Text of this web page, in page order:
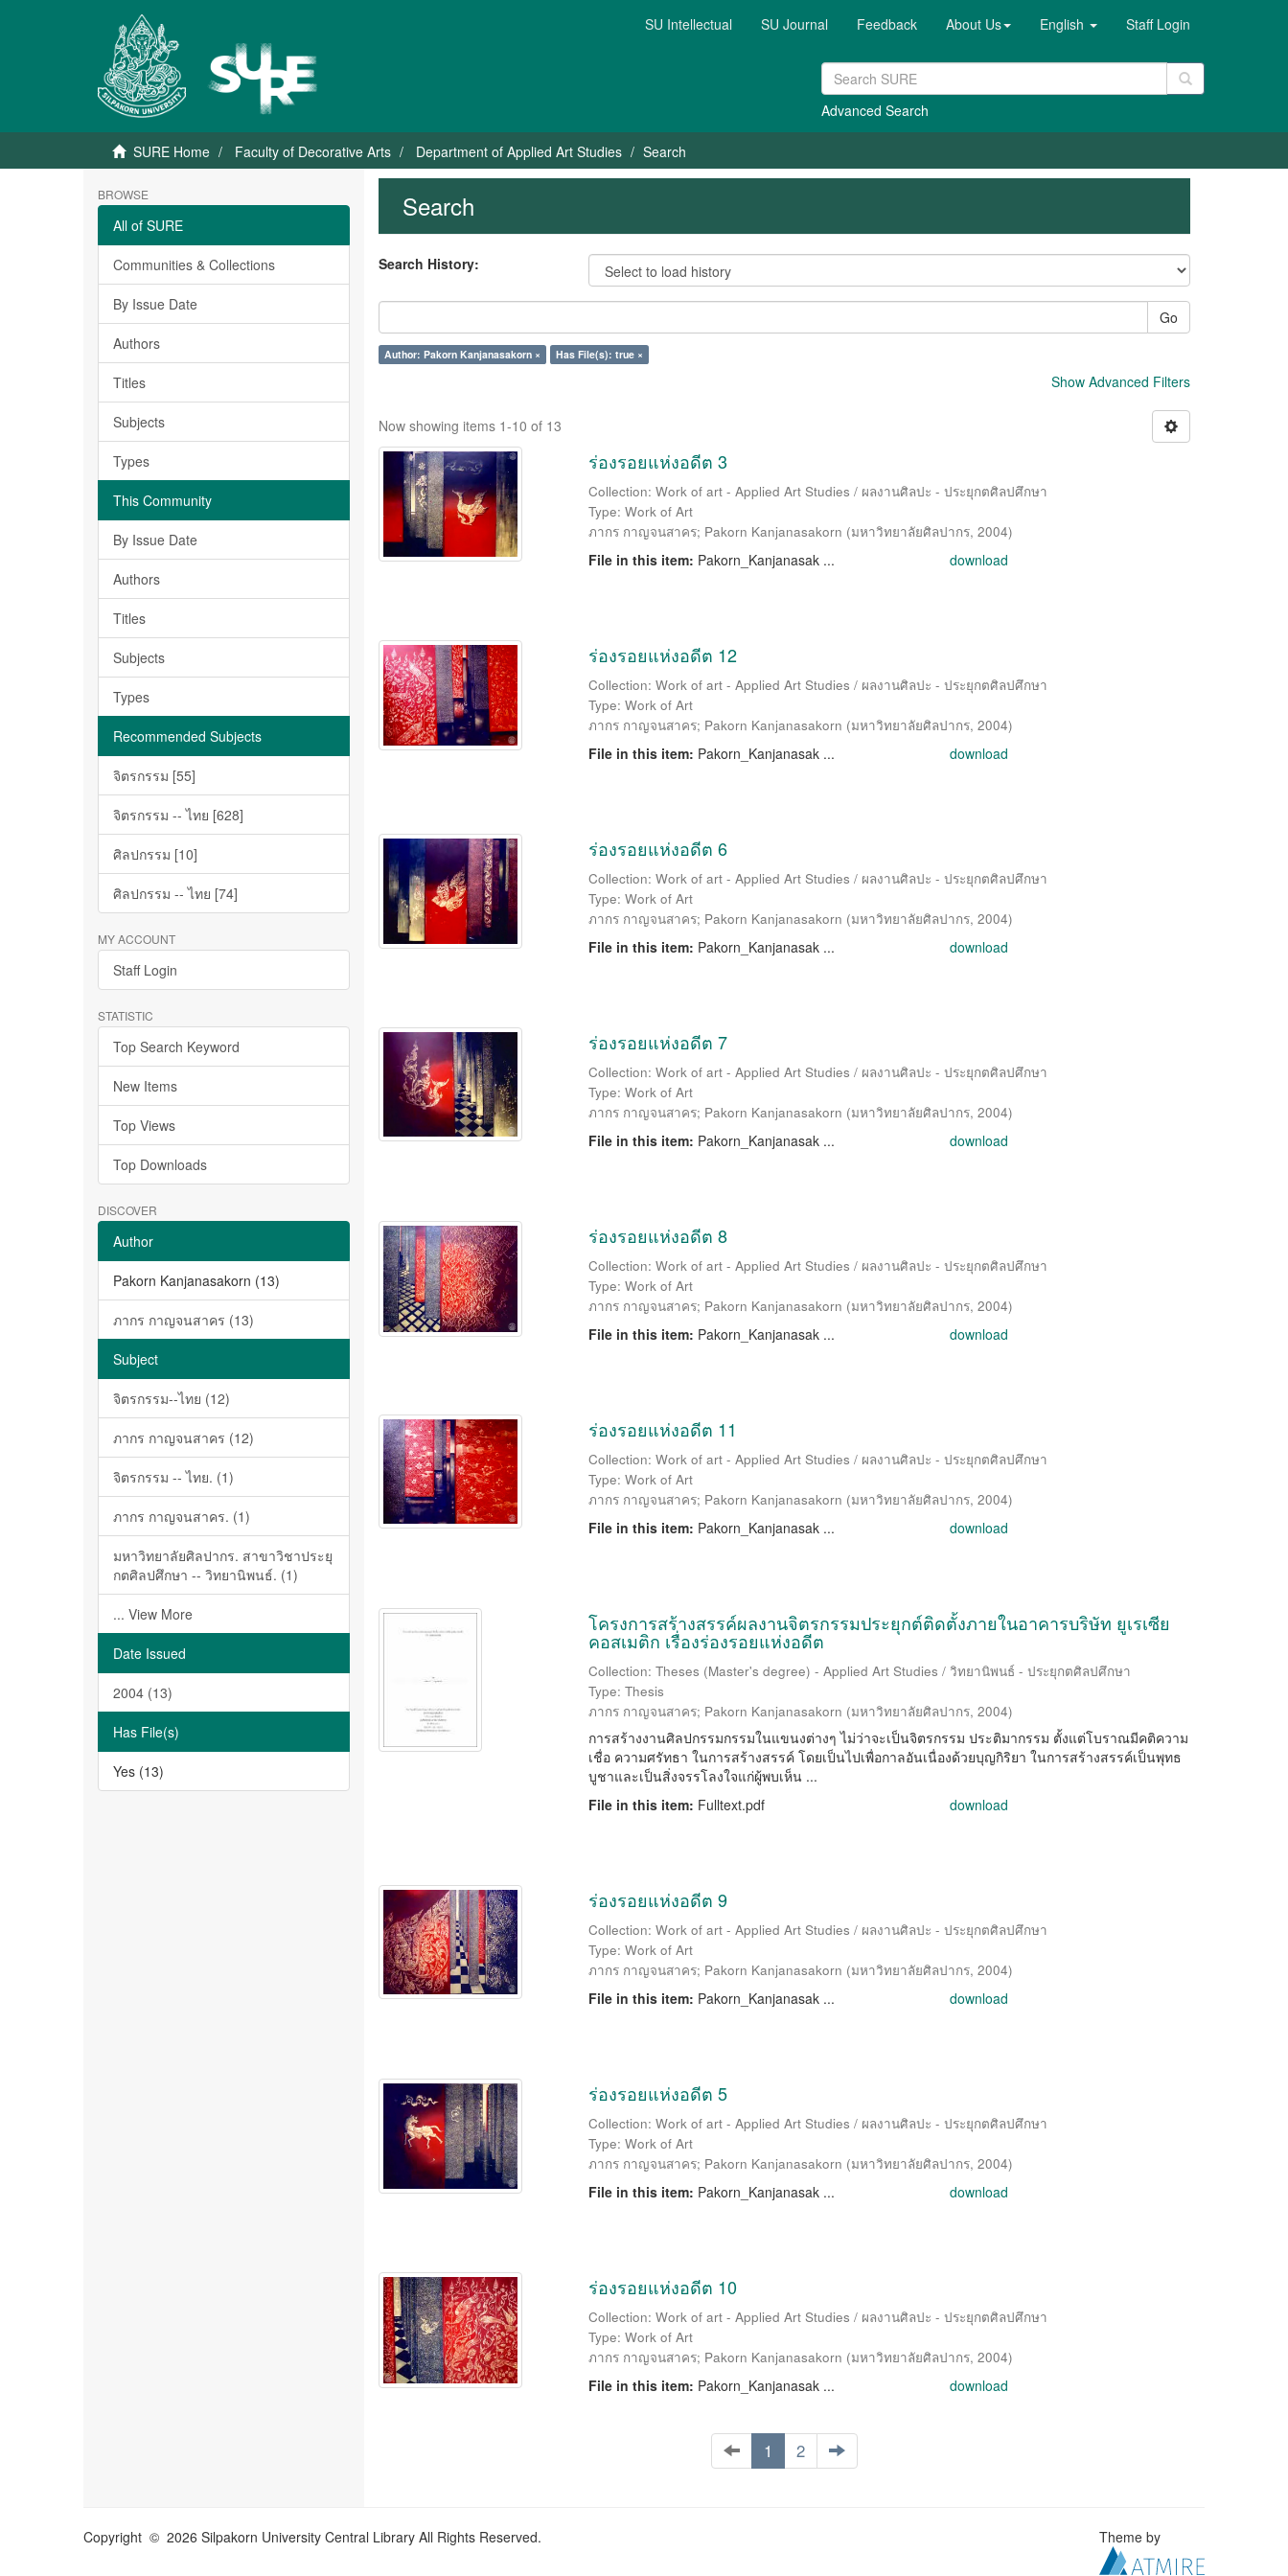
SU Intellectual SU Journal Feedback About Us English Staff Login
Advanced Search
SURE Home Faculty of Decorative Arts Department of Applied Art Studies Search
BROWSE
All of SURE
Communities & Collections
By Issue Date
Authors
Titles
Subjects
Types
This Community
By Issue Date
Authors
Titles
Subjects
Types
Recommended Subjects
จิตรกรรม [55]
จิตรกรรม -- ไทย [628]
ศิลปกรรม [10]
ศิลปกรรม -- ไทย [74]
MY ACCOUNT
Staff Login
STATISTIC
Top Search Keyword
New Items
Top Views
Top Downloads
DISCOVER
Author
Pakorn Kanjanasakorn (13)
ภากร กาญจนสาคร (13)
Subject
จิตรกรรม--ไทย (12)
ภากร กาญจนสาคร (12)
จิตรกรรม -- ไทย. (1)
ภากร กาญจนสาคร. (1)
มหาวิทยาลัยศิลปากร. สาขาวิชาประยุ
กตศิลปศึกษา -- วิทยานิพนธ์. (1)
... View More
Date Issued
2004 (13)
Has File(s)
Yes (13)
Search
Search History:
Go
Author: Pakorn Kanjanasakorn × Has File(s): true ×
Show Advanced Filters
Now showing items 1-10 of 13
ร่องรอยแห่งอดีต 3
Collection: Work of art - Applied Art Studies / ผลงานศิลปะ - ประยุกตศิลปศึกษา
Type: Work of Art
ภากร กาญจนสาคร; Pakorn Kanjanasakorn (มหาวิทยาลัยศิลปากร, 2004)
File in this item: Pakorn_Kanjanasak ... download
ร่องรอยแห่งอดีต 12
Collection: Work of art - Applied Art Studies / ผลงานศิลปะ - ประยุกตศิลปศึกษา
Type: Work of Art
ภากร กาญจนสาคร; Pakorn Kanjanasakorn (มหาวิทยาลัยศิลปากร, 2004)
File in this item: Pakorn_Kanjanasak ... download
ร่องรอยแห่งอดีต 6
Collection: Work of art - Applied Art Studies / ผลงานศิลปะ - ประยุกตศิลปศึกษา
Type: Work of Art
ภากร กาญจนสาคร; Pakorn Kanjanasakorn (มหาวิทยาลัยศิลปากร, 2004)
File in this item: Pakorn_Kanjanasak ... download
ร่องรอยแห่งอดีต 7
Collection: Work of art - Applied Art Studies / ผลงานศิลปะ - ประยุกตศิลปศึกษา
Type: Work of Art
ภากร กาญจนสาคร; Pakorn Kanjanasakorn (มหาวิทยาลัยศิลปากร, 2004)
File in this item: Pakorn_Kanjanasak ... download
ร่องรอยแห่งอดีต 8
Collection: Work of art - Applied Art Studies / ผลงานศิลปะ - ประยุกตศิลปศึกษา
Type: Work of Art
ภากร กาญจนสาคร; Pakorn Kanjanasakorn (มหาวิทยาลัยศิลปากร, 2004)
File in this item: Pakorn_Kanjanasak ... download
ร่องรอยแห่งอดีต 11
Collection: Work of art - Applied Art Studies / ผลงานศิลปะ - ประยุกตศิลปศึกษา
Type: Work of Art
ภากร กาญจนสาคร; Pakorn Kanjanasakorn (มหาวิทยาลัยศิลปากร, 2004)
File in this item: Pakorn_Kanjanasak ... download
โครงการสร้างสรรค์ผลงานจิตรกรรมประยุกต์ติดตั้งภายในอาคารบริษัท ยูเรเซีย
คอสเมติก เรื่องร่องรอยแห่งอดีต
Collection: Theses (Master's degree) - Applied Art Studies / วิทยานิพนธ์ - ประยุกตศิลปศึกษา
Type: Thesis
ภากร กาญจนสาคร; Pakorn Kanjanasakorn (มหาวิทยาลัยศิลปากร, 2004)
การสร้างงานศิลปกรรมกรรมในแขนงต่างๆ ไม่ว่าจะเป็นจิตรกรรม ประติมากรรม ตั้งแต่โบราณมีคติความ
เชื่อ ความศรัทธา ในการสร้างสรรค์ โดยเป็นไปเพื่อกาลอันเนื่องด้วยบุญกิริยา ในการสร้างสรรค์เป็นพุทธ
บูชาและเป็นสิ่งจรรโลงใจแก่ผู้พบเห็น ...
File in this item: Fulltext.pdf download
ร่องรอยแห่งอดีต 9
Collection: Work of art - Applied Art Studies / ผลงานศิลปะ - ประยุกตศิลปศึกษา
Type: Work of Art
ภากร กาญจนสาคร; Pakorn Kanjanasakorn (มหาวิทยาลัยศิลปากร, 2004)
File in this item: Pakorn_Kanjanasak ... download
ร่องรอยแห่งอดีต 5
Collection: Work of art - Applied Art Studies / ผลงานศิลปะ - ประยุกตศิลปศึกษา
Type: Work of Art
ภากร กาญจนสาคร; Pakorn Kanjanasakorn (มหาวิทยาลัยศิลปากร, 2004)
File in this item: Pakorn_Kanjanasak ... download
ร่องรอยแห่งอดีต 10
Collection: Work of art - Applied Art Studies / ผลงานศิลปะ - ประยุกตศิลปศึกษา
Type: Work of Art
ภากร กาญจนสาคร; Pakorn Kanjanasakorn (มหาวิทยาลัยศิลปากร, 2004)
File in this item: Pakorn_Kanjanasak ... download
1 2
Copyright © 2026 Silpakorn University Central Library All Rights Reserved. Theme by